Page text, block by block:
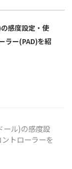
感度設定・使
ラー(PAD)を紹
ール)の感度設
トローラーを